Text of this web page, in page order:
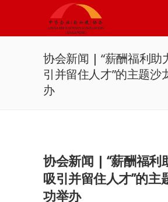
协会新闻 | “薪酬福利助
引并留住人才”的主题沙
办
协会新闻 | “薪酬福利
吸引并留住人才”的主
功举办